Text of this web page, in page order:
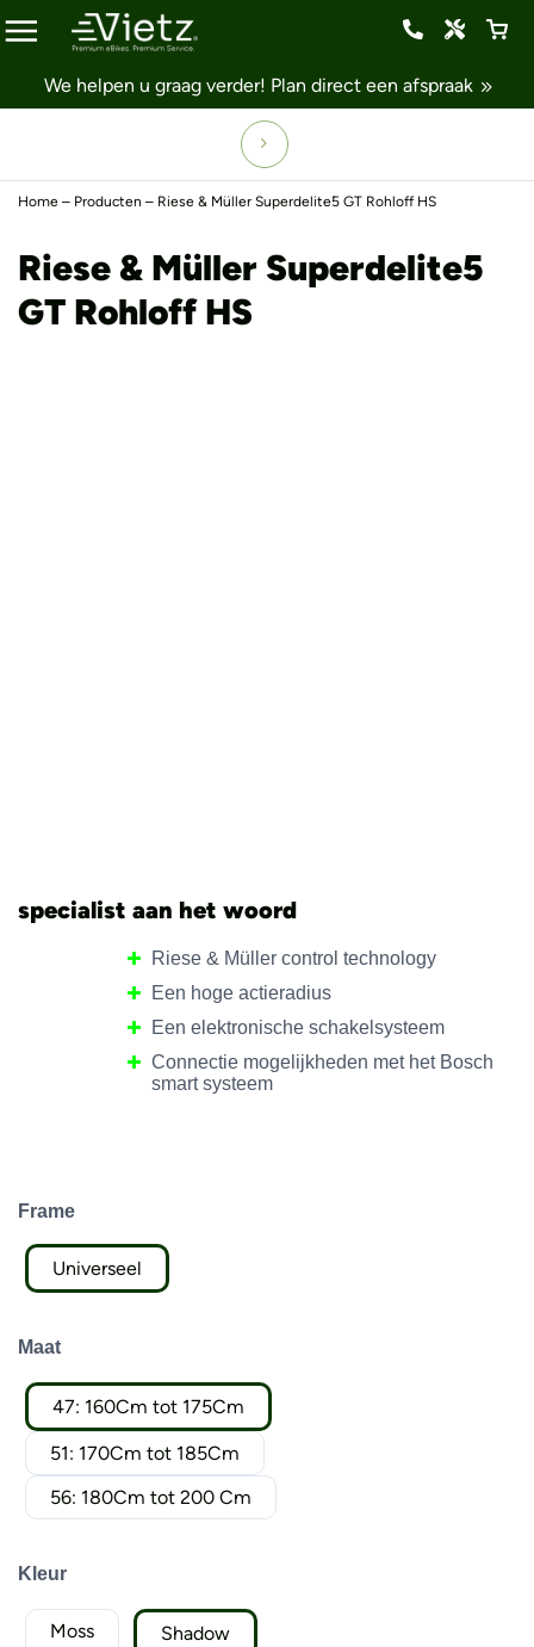
We helpen u graag verder! Plan direct een afspraak
Home – Producten – Riese & Müller Superdelite5 GT Rohloff HS
Riese & Müller Superdelite5
GT Rohloff HS
specialist aan het woord
Riese & Müller control technology
Een hoge actieradius
Een elektronische schakelsysteem
Connectie mogelijkheden met het Bosch
smart systeem
Frame
Universeel
Maat
47: 160Cm tot 175Cm
51: 170Cm tot 185Cm
56: 180Cm tot 200 Cm
Kleur
Moss Shadow